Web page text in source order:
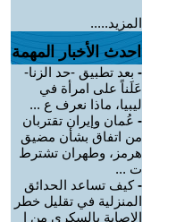
المزيد.....
احدث الأخبار المهمة
- بعد تطبيق -حد الزنا-
عَلَناً على امرأة في
ليبيا، ماذا نعرف ع ...
- عُمان وإيران تقتربان
من اتفاق بشأن مضيق
هرمز، وطهران تشترط
ت ...
-كيف تساعد الحدائق
المنزلية في تقليل خطر
الإصابة بالسكري من ا